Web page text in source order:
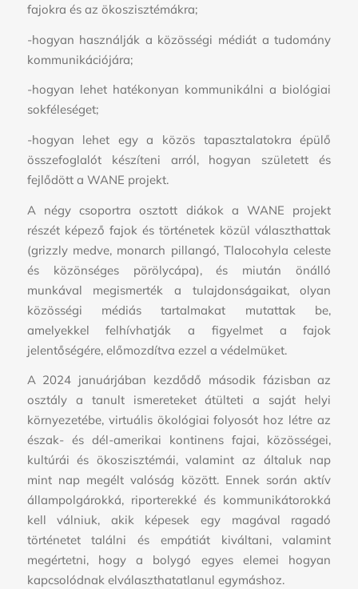
fajokra és az ökoszisztémákra;
-hogyan használják a közösségi médiát a tudomány
kommunikációjára;
-hogyan lehet hatékonyan kommunikálni a biológiai
sokféleséget;
-hogyan lehet egy a közös tapasztalatokra épülő
összefoglalót készíteni arról, hogyan született és
fejlődött a WANE projekt.
A négy csoportra osztott diákok a WANE projekt
részét képező fajok és történetek közül választhattak
(grizzly medve, monarch pillangó, Tlalocohyla celeste
és közönséges pörölycápa), és miután önálló
munkával megismerték a tulajdonságaikat, olyan
közösségi médiás tartalmakat mutattak be,
amelyekkel felhívhatják a figyelmet a fajok
jelentőségére, előmozdítva ezzel a védelmüket.
A 2024 januárjában kezdődő második fázisban az
osztály a tanult ismereteket átülteti a saját helyi
környezetébe, virtuális ökológiai folyosót hoz létre az
észak- és dél-amerikai kontinens fajai, közösségei,
kultúrái és ökoszisztémái, valamint az általuk nap
mint nap megélt valóság között. Ennek során aktív
állampolgárokká, riporterekké és kommunikátorokká
kell válniuk, akik képesek egy magával ragadó
történetet találni és empátiát kiváltani, valamint
megértetni, hogy a bolygó egyes elemei hogyan
kapcsolódnak elválaszthatatlanul egymáshoz.